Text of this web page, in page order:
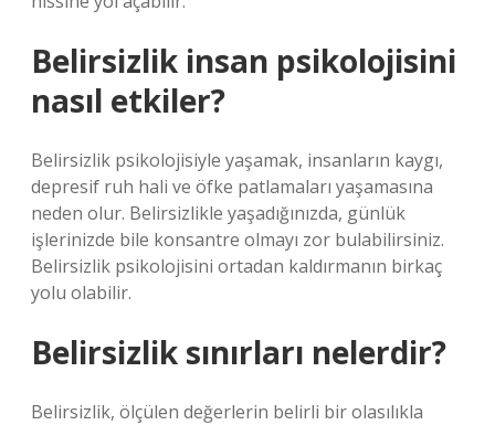
Belirsizlik insan psikolojisini
nasıl etkiler?
Belirsizlik psikolojisiyle yaşamak, insanların kaygı,
depresif ruh hali ve öfke patlamaları yaşamasına
neden olur. Belirsizlikle yaşadığınızda, günlük
işlerinizde bile konsantre olmayı zor bulabilirsiniz.
Belirsizlik psikolojisini ortadan kaldırmanın birkaç
yolu olabilir.
Belirsizlik sınırları nelerdir?
Belirsizlik, ölçülen değerlerin belirli bir olasılıkla